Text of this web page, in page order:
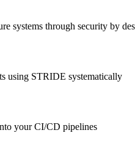
systems through security by
using STRIDE systematically
your CI/CD pipelines